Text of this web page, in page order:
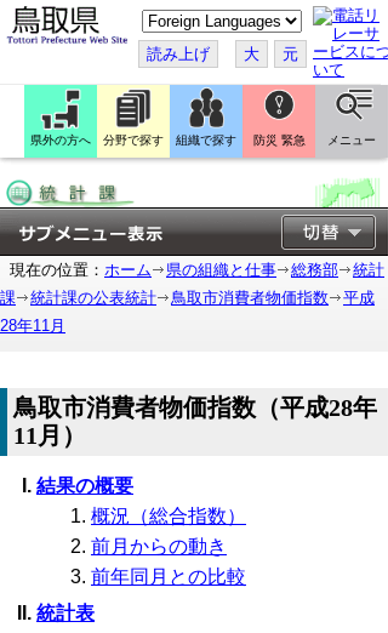
こ
の
ペ
ー
ジ
翻
訳
す
読み上げ 大 元
県外の方へ 分野で探す 組織で探す 防災 緊急 メニュー
現在の位置： ホーム 県の組織と仕事 総務部
統計
課
統計課の公表統計 鳥取市消費者物価指数
平成
28年11月
鳥取市消費者物価指数（平成28年
11月）
結果の概要
概況（総合指数）
前月からの動き
前年同月との比較
統計表